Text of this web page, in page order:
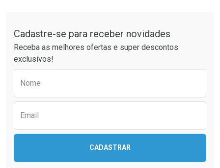
Cadastre-se para receber novidades
Receba as melhores ofertas e super descontos
exclusivos!
Nome
Email
CADASTRAR